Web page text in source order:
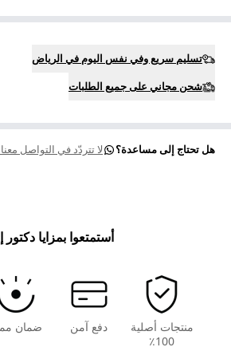
تسليم سريع وفي نفس اليوم في الرياض
شحن مجاني على جميع الطلبات
هل تحتاج إلى مساعدة؟ لا تتردّد في التواصل
أستمتعوا بمزايا دكتور
منتجات أصلية
100٪
دفع آمن ضمان